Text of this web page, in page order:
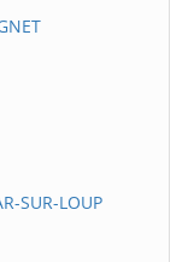
SUR-LOUP